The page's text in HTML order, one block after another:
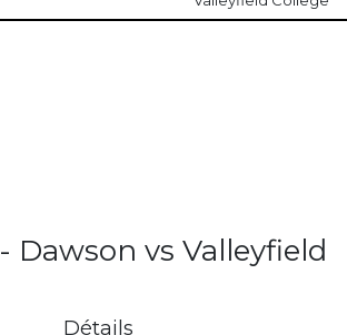
Dawson vs Valleyfield
Détails